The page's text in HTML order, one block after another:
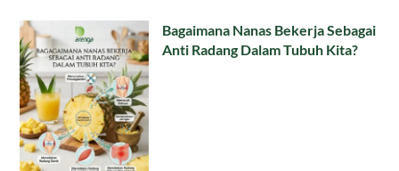
Bagaimana Nanas Bekerja Sebagai
Anti Radang Dalam Tubuh Kita?